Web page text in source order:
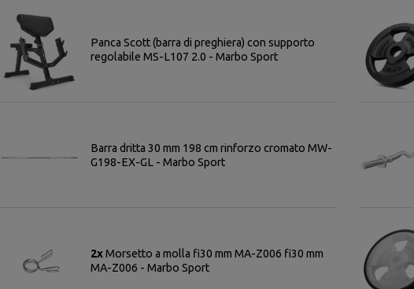
Panca Scott (barra di preghiera) con supporto
regolabile MS-L107 2.0 - Marbo Sport
Barra dritta 30 mm 198 cm rinforzo cromato MW-
G198-EX-GL - Marbo Sport
2xMorsetto a molla fi30 mm MA-Z006 fi30 mm
MA-Z006 - Marbo Sport